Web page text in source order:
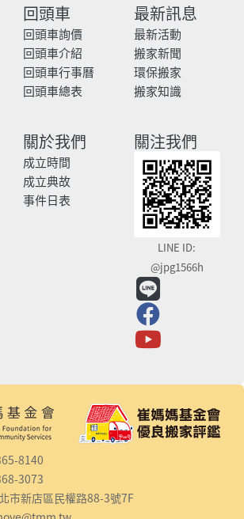
回頭車
回頭車詢價
回頭車介紹
回頭車行事曆
回頭車總表
最新訊息
最新活動
搬家新聞
環保搬家
搬家知識
關於我們
成立時間
成立典故
事件日表
關注我們
LINE ID:
@jpg1566h
8140
3073
市新店區民權路88-3號7F